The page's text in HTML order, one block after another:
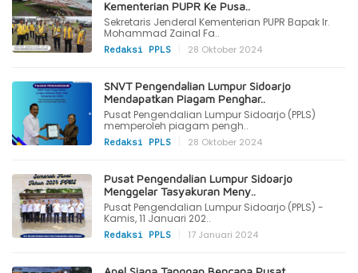
Kementerian PUPR Ke Pusa..
Sekretaris Jenderal Kementerian PUPR Bapak Ir.
Mohammad Zainal Fa..
Redaksi PPLS 28 Oktober 2024
SNVT Pengendalian Lumpur Sidoarjo
Mendapatkan Piagam Penghar..
Pusat Pengendalian Lumpur Sidoarjo (PPLS)
memperoleh piagam pengh..
Redaksi PPLS 28 Oktober 2024
Pusat Pengendalian Lumpur Sidoarjo
Menggelar Tasyakuran Meny..
Pusat Pengendalian Lumpur Sidoarjo (PPLS) -
Kamis, 11 Januari 202..
Redaksi PPLS 17 Januari 2024